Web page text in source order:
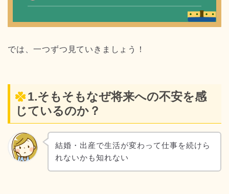
では、一つずつ見ていきましょう！
1.そもそもなぜ将来への不安を感
じているのか？
結婚・出産で生活が変わって仕事を続けら
れないかも知れない